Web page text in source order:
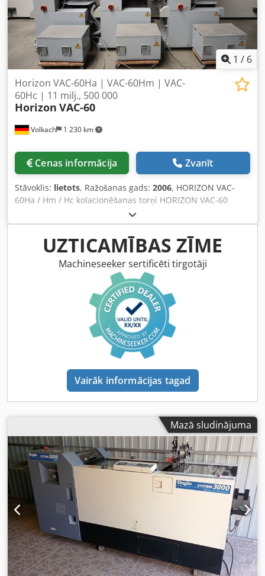
1 / 6
Volkach 1 230 km
Horizon VAC-60Ha | VAC-60Hm | VAC-
60Hc | 11 milj., 500 000
Horizon VAC-60
Cenas informācija Zvanīt
Stāvoklis: lietots, Ražošanas gads: 2006, HORIZON VAC-
60Ha / Hm / Hc kolacionēšanas torņi HORIZON VAC-60
sērijas (Ha, Hm, Hc) ir modulāri kolacionēšanas torņi
profesionālai poligrāfijas pēcapstrādei – precīzi, ātri un
uzticami papīra padevē. Galvenās iezīmes: Modulāra
sistēma: Katrā tornī 6 padeves stacijas; paplašināms līdz 6
torņiem (kopā 36 stacijas). Progresīva vakuuma tehnoloģija:
Nodrošina uzticamu papīra padevi dažādos formātos un
svaros. Elastīgs formātu diapazons: Apstrādā loksnes no
apm. 120 × 148 mm līdz 500 × 350 mm, 40–300 g/m².
Augsta produktivitāte: Līdz pat 9 500–10 000 komplektiem
stundā – atkarībā no formāta un konfigurācijas. Lietotājam
draudzīgs: Ha un Hc modeļi ar "Touch & Work" tehnoloģiju
ērtai iestatīšanai un vadībai. Dsdpfxjylkw As Aqgock
Vienkārša sistēmas paplašināšana: Hm modelis kā papildu
modulis bez savas vadības integrējams sistēmā. Kļūdu
kontrole: Sensori kļūdainai, dubultai vai iestrēgušai lapai
nodrošina augstu procesa drošību. Uzdevumu atmiņa: Līdz
Izmēri: apm. 842 × 652 × 1961 mm Svars: ap 310–315 kg
Barošana: 230V, 50/60Hz, 1,86 kW Ielādes augstums: 130
mm katrai stacijai "Viss iekļauts" pakete Mēs parūpējamies
par visu: drošu iepakošanu, transportu un muitas
formalitātēm. Pēc vēlēšanās piedāvājam arī individuālu
līzinga piedāvājumu. Ilgtspējīgi un ekonomiski Izvēlieties
lietotu iekārtu – tādējādi ietaupīsiet gan vidi, gan budžetu.
Neskatoties uz lietošanas pazīmēm, saņemsiet kvalitatīvu
produktu par pievilcīgu cenu.
UZTICAMĪBAS ZĪME
Machineseeker sertificēti tirgotāji
Vairāk informācijas tagad
Mazā sludinājuma